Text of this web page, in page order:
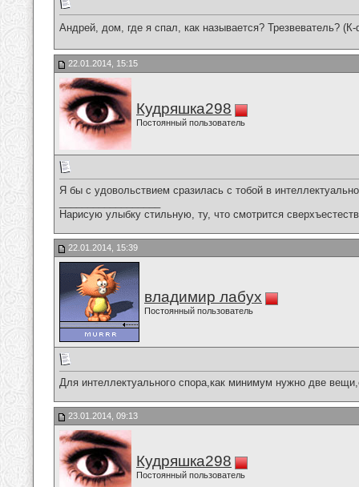
Андрей, дом, где я спал, как называется? Трезвеватель?
22.01.2014, 15:15
Кудряшка298
Постоянный пользователь
Я бы с удовольствием сразилась с тобой в
Нарисую улыбку стильную, ту, что смотрится
22.01.2014, 15:39
владимир лабух
Постоянный пользователь
Для интеллектуального спора,как минимум нужно две
23.01.2014, 09:13
Кудряшка298
Постоянный пользователь